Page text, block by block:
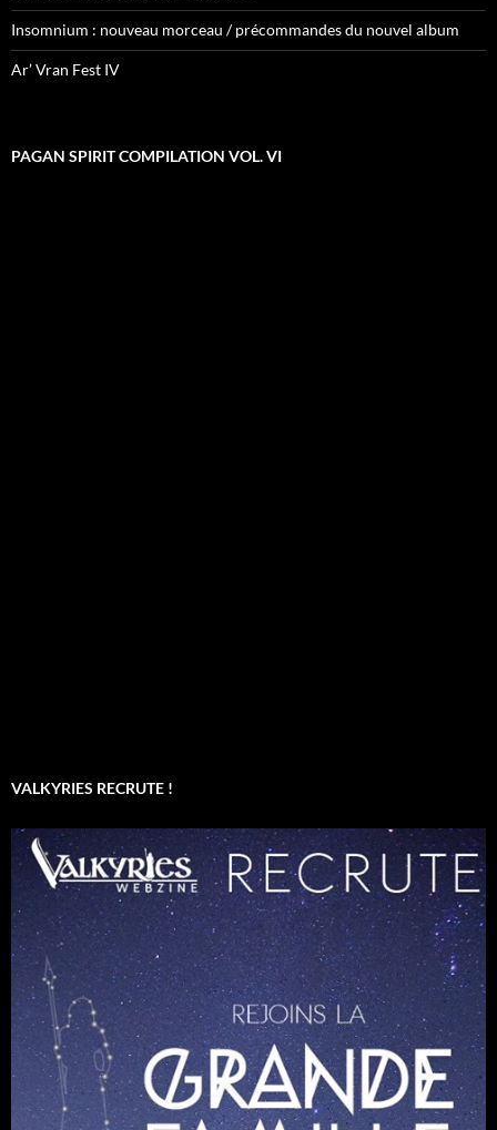
Insomnium : nouveau morceau / précommandes du nouvel album
Ar’ Vran Fest IV
PAGAN SPIRIT COMPILATION VOL. VI
VALKYRIES RECRUTE !